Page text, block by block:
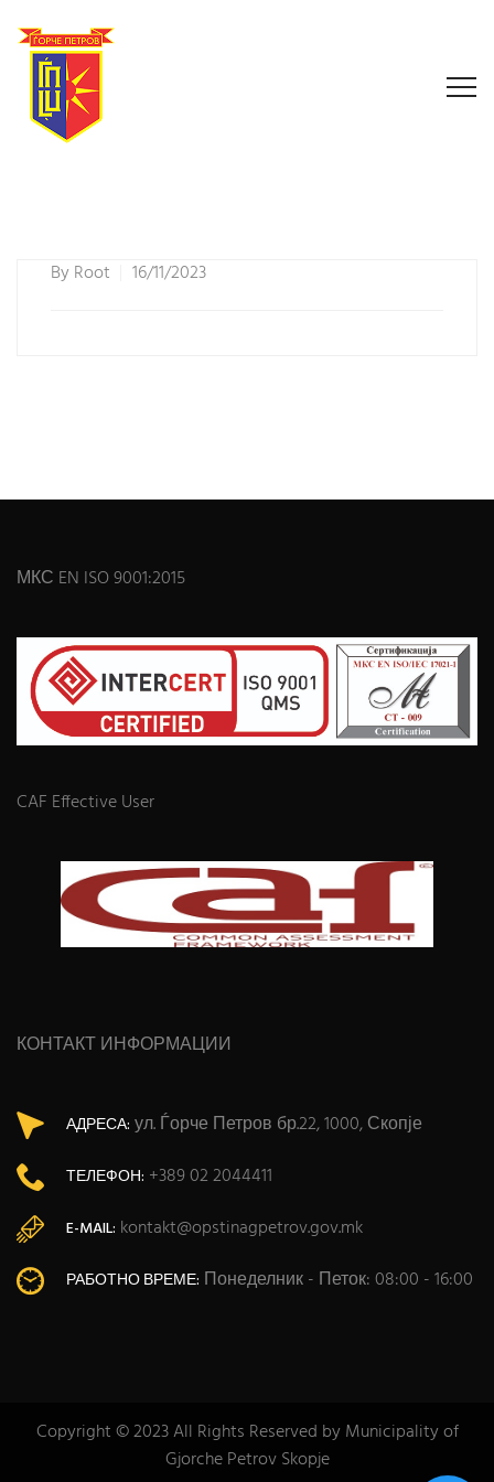
ByRoot 16/11/2023
МКС EN ISO 9001:2015
CAF Effective User
КОНТАКТ ИНФОРМАЦИИ
АДРЕСА: ул. Ѓорче Петров бр.22, 1000, Скопје
ТЕЛЕФОН: +389 02 2044411
E-MAIL: kontakt@opstinagpetrov.gov.mk
РАБОТНО ВРЕМЕ: Понеделник - Петок: 08:00 - 16:00
Copyright © 2023 All Rights Reserved by Municipality of
Gjorche Petrov Skopje